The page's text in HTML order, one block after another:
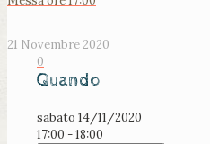
21 Novembre 2020
0
Quando
sabato 14/11/2020
17:00 - 18:00